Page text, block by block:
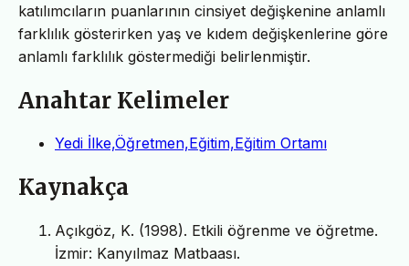
katılımcıların puanlarının cinsiyet değişkenine anlamlı
farklılık gösterirken yaş ve kıdem değişkenlerine göre
anlamlı farklılık göstermediği belirlenmiştir.
Anahtar Kelimeler
Yedi İlke,Öğretmen,Eğitim,Eğitim Ortamı
Kaynakça
Açıkgöz, K. (1998). Etkili öğrenme ve öğretme.
İzmir: Kanyılmaz Matbaası.